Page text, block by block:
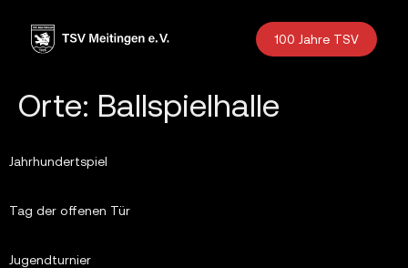
100 Jahre TSV
Orte: Ballspielhalle
Jahrhundertspiel
Tag der offenen Tür
Jugendturnier